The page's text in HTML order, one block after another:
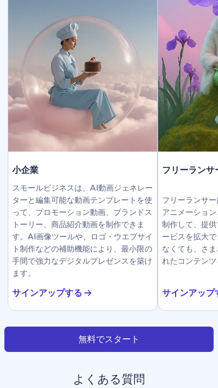
小企業
スモールビジネスは、AI動画ジェネレー
ターと編集可能な動画テンプレートを使
って、プロモーション動画、ブランドス
トーリー、商品紹介動画を制作できま
す。AI画像ツールや、ロゴ・ウエブサイ
ト制作などの補助機能により、最小限の
手間で強力なデジタルプレゼンスを築け
ます。
サインアップする
フリーランサ
フリーランサ
アニメーショ
制作して、提
ービスを拡大
なくても、さ
れたコンテン
サインアップ
無料でスタート
よくある質問